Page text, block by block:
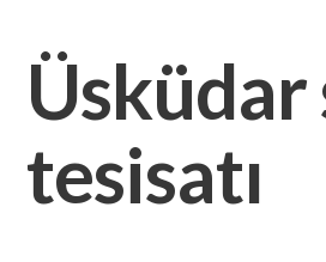
Üsküdar
tesisatı